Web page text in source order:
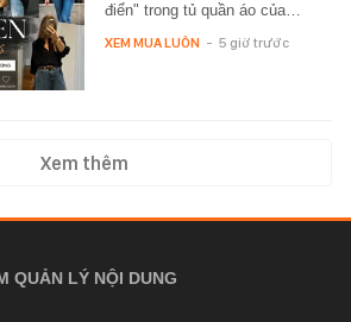
điển" trong tủ quần áo của…
XEM MUA LUÔN - 5 giờ trước
Xem thêm
QUẢN LÝ NỘI DUNG